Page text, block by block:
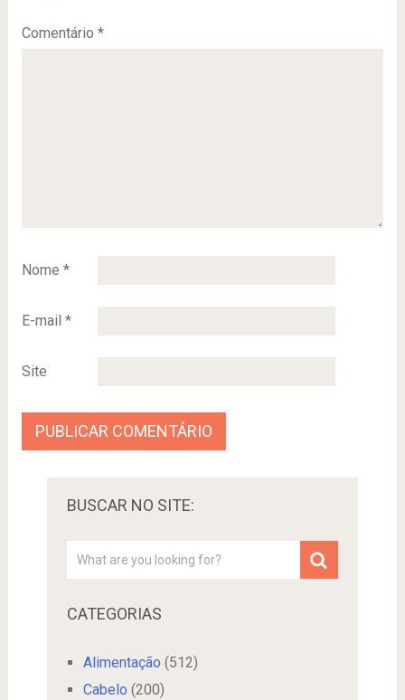
Comentário *
Nome *
E-mail *
Site
BUSCAR NO SITE:
CATEGORIAS
Alimentação (512)
Cabelo (200)